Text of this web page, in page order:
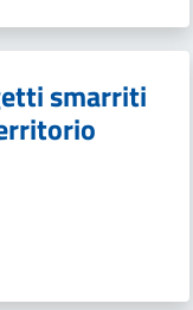
smarriti